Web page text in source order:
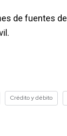
de fuentes
Crédito y débito